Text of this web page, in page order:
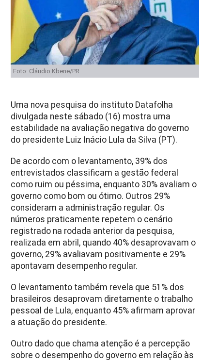
Foto: Cláudio Kbene/PR
Uma nova pesquisa do instituto Datafolha
divulgada neste sábado (16) mostra uma
estabilidade na avaliação negativa do governo
do presidente Luiz Inácio Lula da Silva (PT).
De acordo com o levantamento, 39% dos
entrevistados classificam a gestão federal
como ruim ou péssima, enquanto 30% avaliam o
governo como bom ou ótimo. Outros 29%
consideram a administração regular. Os
números praticamente repetem o cenário
registrado na rodada anterior da pesquisa,
realizada em abril, quando 40% desaprovavam o
governo, 29% avaliavam positivamente e 29%
apontavam desempenho regular.
O levantamento também revela que 51% dos
brasileiros desaprovam diretamente o trabalho
pessoal de Lula, enquanto 45% afirmam aprovar
a atuação do presidente.
Outro dado que chama atenção é a percepção
sobre o desempenho do governo em relação às